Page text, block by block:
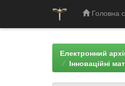
Головна
Електронний
Інноваційні